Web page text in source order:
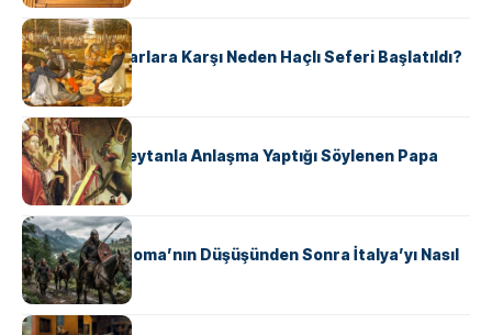
KÜLTÜR
Avrupalı ​​Katharlara Karşı Neden Haçlı Seferi Başlatıldı?
KÜLTÜR
II. Silvester: Şeytanla Anlaşma Yaptığı Söylenen Papa
KÜLTÜR
Ostrogotlar Roma’nın Düşüşünden Sonra İtalya’yı Nasıl
Ele Geçirdi?
KÜLTÜR